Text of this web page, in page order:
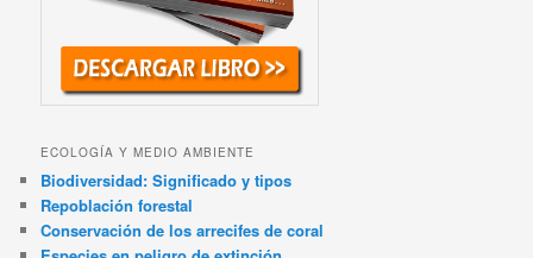
ECOLOGÍA Y MEDIO AMBIENTE
Biodiversidad: Significado y tipos
Repoblación forestal
Conservación de los arrecifes de coral